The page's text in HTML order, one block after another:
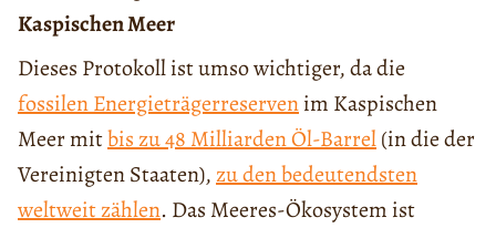
Kaspischen Meer
Dieses Protokoll ist umso wichtiger, da die
fossilen Energieträgerreservenim Kaspischen
Meer mitbis zu 48 Milliarden Öl-Barrel(in die der
Vereinigten Staaten),zu den bedeutendsten
weltweit zählen. Das Meeres-Ökosystem ist